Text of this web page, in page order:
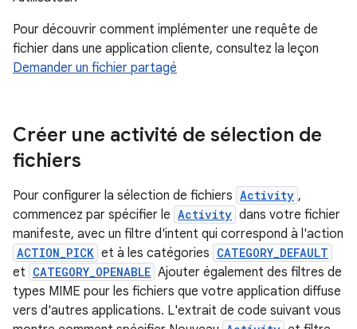
Pour découvrir comment implémenter une requête de
fichier dans une application cliente, consultez la leçon
Demander un fichier partagé
Créer une activité de sélection de
fichiers
Pour configurer la sélection de fichiers Activity ,
commencez par spécifier le Activity dans votre fichier
manifeste, avec un filtre d'intent qui correspond à l'action
ACTION_PICK et à les catégories CATEGORY_DEFAULT
et CATEGORY_OPENABLE Ajouter également des filtres de
types MIME pour les fichiers que votre application diffuse
vers d'autres applications. L'extrait de code suivant vous